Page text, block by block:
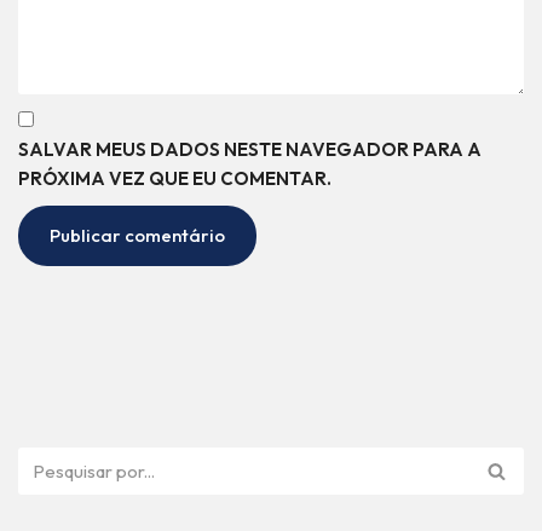
SALVAR MEUS DADOS NESTE NAVEGADOR PARA A
PRÓXIMA VEZ QUE EU COMENTAR.